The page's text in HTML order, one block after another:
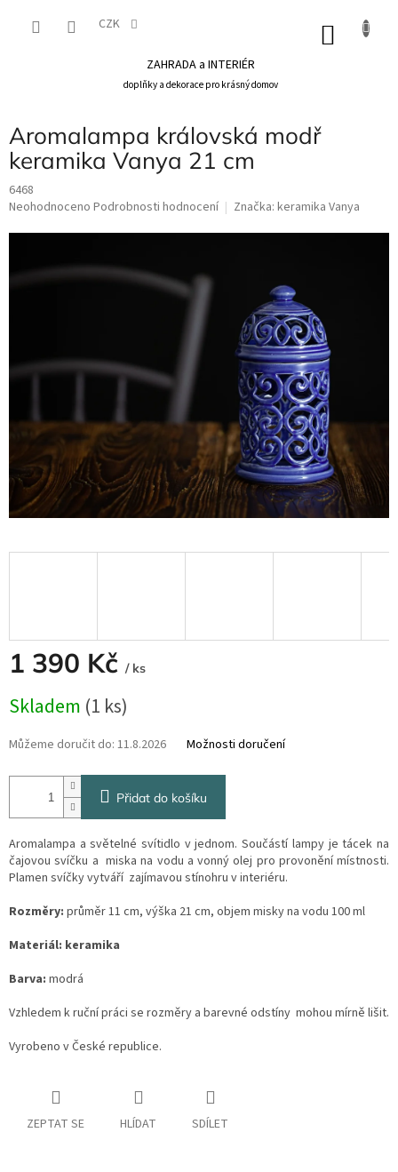
CZK
ZAHRADA a INTERIÉR
doplňky a dekorace pro krásný domov
Aromalampa královská modř
keramika Vanya 21 cm
6468
Průměrné
0,0
Neohodnoceno Podrobnosti hodnocení Značka: keramika Vanya
1 390 Kč / ks
cena:
Skladem (1 ks)
Můžeme doručit do: 11.8.2026 Možnosti doručení
Přidat do košíku
Aromalampa a světelné svítidlo v jednom. Součástí lampy je tácek na
čajovou svíčku a miska na vodu a vonný olej pro provonění místnosti.
Plamen svíčky vytváří zajímavou stínohru v interiéru.
Rozměry: průměr 11 cm, výška 21 cm, objem misky na vodu 100 ml
Materiál: keramika
Barva: modrá
Vzhledem k ruční práci se rozměry a barevné odstíny mohou mírně lišit.
Vyrobeno v České republice.
ZEPTAT SE HLÍDAT SDÍLET